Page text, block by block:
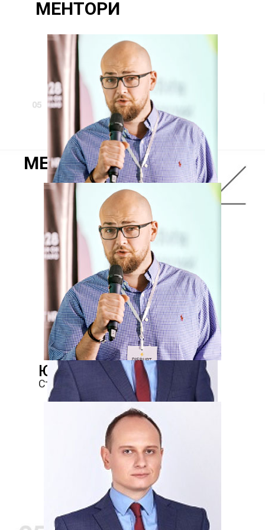
МЕНТОРИ
Юрій Філіпчук
Стартапи та інвестиції
Віталій Якушев
Кібербезпека
МЕНТОРИ
Юрій Філіпчук
Стартапи та інвестиції